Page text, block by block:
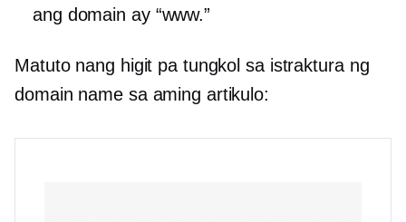
ang domain ay “www.”
Matuto nang higit pa tungkol sa istraktura ng
domain name sa aming artikulo: